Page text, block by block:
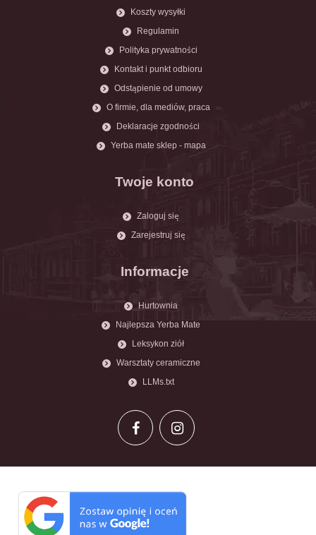
Koszty wysyłki
Regulamin
Polityka prywatności
Kontakt i punkt odbioru
Odstąpienie od umowy
O firmie, dla mediów, praca
Deklaracje zgodności
Yerba mate sklep - mapa
Twoje konto
Zaloguj się
Zarejestruj się
Informacje
Hurtownia
Najlepsza Yerba Mate
Leksykon ziół
Warsztaty ceramiczne
LLMs.txt